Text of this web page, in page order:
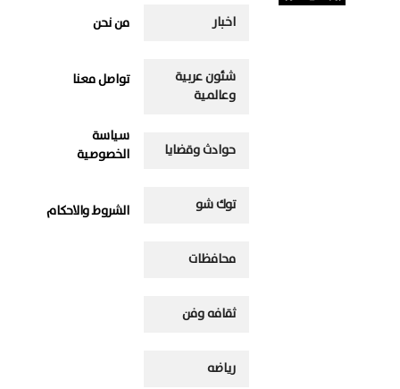
اخبار
شئون عربية
وعالمية
حوادث وقضايا
توك شو
محافظات
ثقافه وفن
رياضه
من نحن
تواصل معنا
سياسة
الخصوصية
الشروط والاحكام